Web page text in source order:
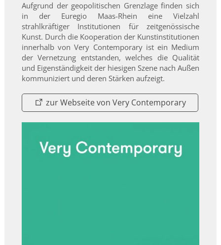
Aufgrund der geopolitischen Grenzlage finden sich
in der Euregio Maas-Rhein eine Vielzahl
strahlkräftiger Institutionen für zeitgenössische
Kunst. Durch die Kooperation der Kunstinstitutionen
innerhalb von Very Contemporary ist ein Medium
der Vernetzung entstanden, welches die Qualität
und Eigenständigkeit der hiesigen Szene nach Außen
kommuniziert und deren Stärken aufzeigt.
zur Webseite von Very Contemporary